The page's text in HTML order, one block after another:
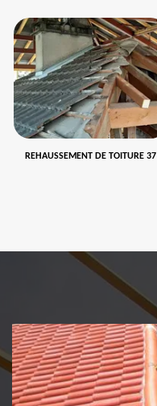
REHAUSSEMENT DE TOITURE 37